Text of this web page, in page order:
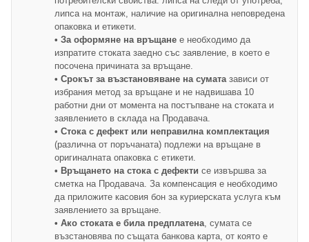
липса на монтаж, наличие на оригинална неповредена
опаковка и етикети.
• За оформяне на връщане е необходимо да
изпратите стоката заедно със заявление, в което е
посочена причината за връщане.
• Срокът за възстановяване на сумата зависи от
избрания метод за връщане и не надвишава 10
работни дни от момента на постъпване на стоката и
заявлението в склада на Продавача.
• Стока с дефект или неправилна комплектация
(различна от поръчаната) подлежи на връщане в
оригиналната опаковка с етикети.
• Връщането на стока с дефекти се извършва за
сметка на Продавача. За компенсация е необходимо
да приложите касовия бон за куриерската услуга към
заявлението за връщане.
• Ако стоката е била предплатена , сумата се
възстановява по същата банкова карта, от която е